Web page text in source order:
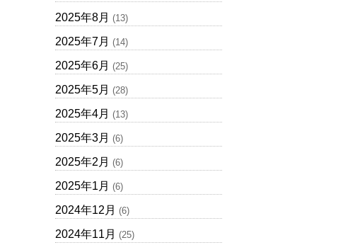
2025年8月 (13)
2025年7月 (14)
2025年6月 (25)
2025年5月 (28)
2025年4月 (13)
2025年3月 (6)
2025年2月 (6)
2025年1月 (6)
2024年12月 (6)
2024年11月 (25)